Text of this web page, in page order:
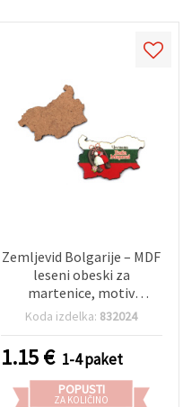
Zemljevid Bolgarije – MDF
leseni obeski za
martenice, motiv
bolgarske trobojnice,
Koda izdelka: 832024
1.15€ 1-4 paket
POPUSTI
ZA KOLIČINO